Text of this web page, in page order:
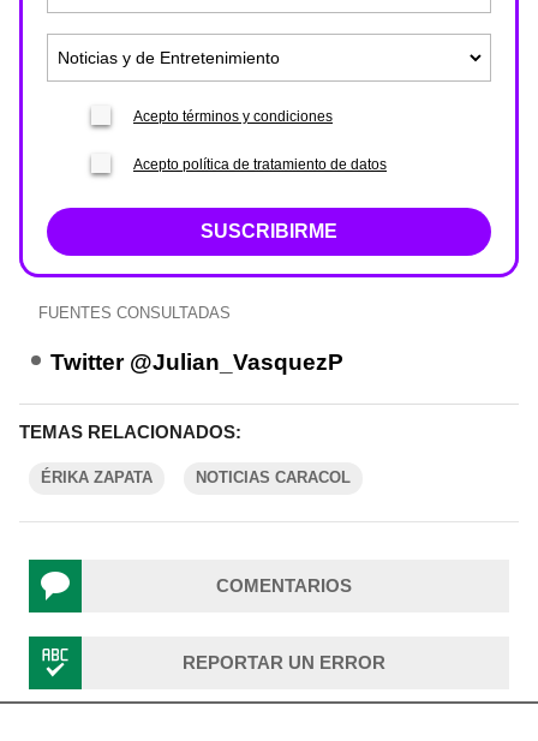
Acepto términos y condiciones
Acepto política de tratamiento de datos
SUSCRIBIRME
FUENTES CONSULTADAS
Twitter @Julian_VasquezP
TEMAS RELACIONADOS:
ÉRIKA ZAPATA NOTICIAS CARACOL
COMENTARIOS
REPORTAR UN ERROR